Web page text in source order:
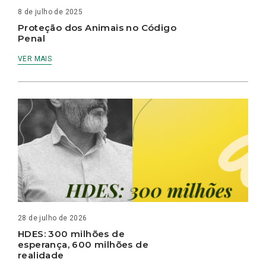
8 de julho de 2025
Proteção dos Animais no Código
Penal
VER MAIS
28 de julho de 2026
HDES: 300 milhões de
esperança, 600 milhões de
realidade